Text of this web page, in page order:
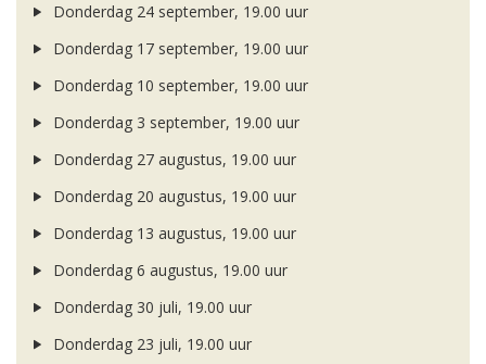
Donderdag 24 september, 19.00 uur
Donderdag 17 september, 19.00 uur
Donderdag 10 september, 19.00 uur
Donderdag 3 september, 19.00 uur
Donderdag 27 augustus, 19.00 uur
Donderdag 20 augustus, 19.00 uur
Donderdag 13 augustus, 19.00 uur
Donderdag 6 augustus, 19.00 uur
Donderdag 30 juli, 19.00 uur
Donderdag 23 juli, 19.00 uur